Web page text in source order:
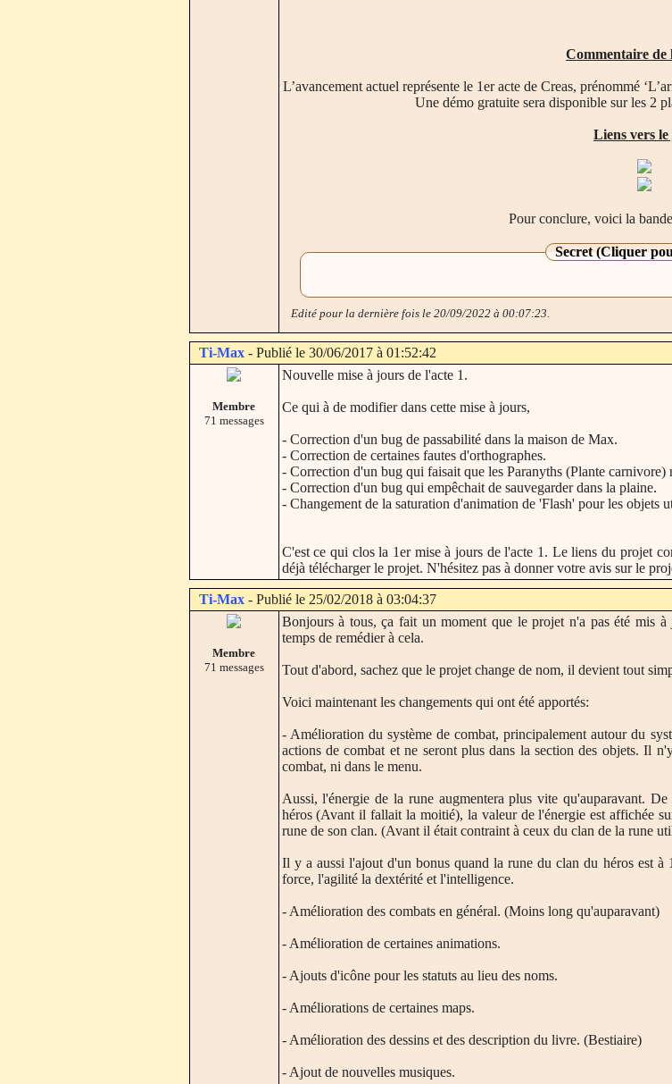
Commentaire de
L’avancement actuel représente le 1er acte de Creas, prénommé
Une démo gratuite sera disponible sur les 2
Liens vers le
Pour conclure, voici la
Secret (Cliquer
Edité pour la dernière fois le 20/09/2022 à 00:07:23.
Ti-Max- Publié le 30/06/2017 à 01:52:42
Membre
71 messages
Nouvelle mise à jours de l'acte 1.
Ce qui à de modifier dans cette mise à jours,
- Correction d'un bug de passabilité dans la maison de Max.
- Correction de certaines fautes d'orthographes.
- Correction d'un bug qui faisait que les Paranyths (Plante carnivore)
- Correction d'un bug qui empêchait de sauvegarder dans la plaine.
- Changement de la saturation d'animation de 'Flash' pour les objets
C'est ce qui clos la 1er mise à jours de l'acte 1. Le liens du projet
déjà télécharger le projet. N'hésitez pas à donner votre avis sur le
Ti-Max- Publié le 25/02/2018 à 03:04:37
Membre
71 messages
Bonjours à tous, ça fait un moment que le projet n'a pas été mis
temps de remédier à cela.
Tout d'abord, sachez que le projet change de nom, il devient tout
Voici maintenant les changements qui ont été apportés:
- Amélioration du système de combat, principalement autour du
actions de combat et ne seront plus dans la section des objets. Il
combat, ni dans le menu.
Aussi, l'énergie de la rune augmentera plus vite qu'auparavant.
héros (Avant il fallait la moitié), la valeur de l'énergie est affichée
rune de son clan. (Avant il était contraint à ceux du clan de la rune
Il y a aussi l'ajout d'un bonus quand la rune du clan du héros est à
force, l'agilité la dextérité et l'intelligence.
- Amélioration des combats en général. (Moins long qu'auparavant)
- Amélioration de certaines animations.
- Ajouts d'icône pour les statuts au lieu des noms.
- Améliorations de certaines maps.
- Amélioration des dessins et des description du livre. (Bestiaire)
- Ajout de nouvelles musiques.